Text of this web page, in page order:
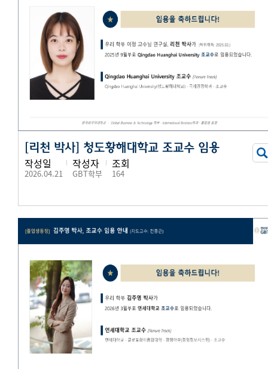
[리천 박사] 청도황해대학교 조교수 임용
작성일
2026.04.21
작성자
GBT학부
조회
164